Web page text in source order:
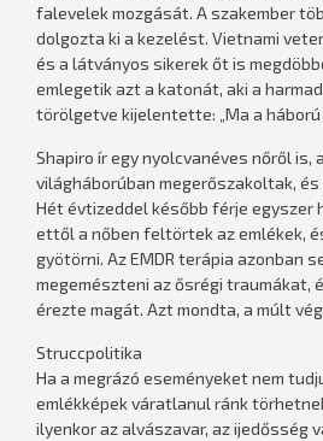
falevelek mozgását. A szakember
dolgozta ki a kezelést. Vietnami
és a látványos sikerek őt is
emlegetik azt a katonát, aki a
törölgetve kijelentette: „Ma a háború
Shapiro ír egy nyolcvanéves nőről is,
világháborúban megerőszakoltak,
Hét évtizeddel később férje egyszer
ettől a nőben feltörtek az emlékek,
gyötörni. Az EMDR terápia azonban
megemészteni az ősrégi traumákat,
érezte magát. Azt mondta, a múlt
Struccpolitika
Ha a megrázó eseményeket nem
emlékképek váratlanul ránk
ilyenkor az alvászavar, az ijedősség